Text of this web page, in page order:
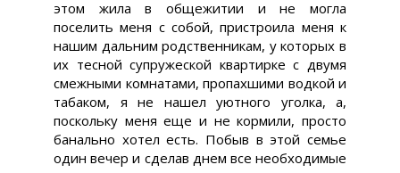
этом жила в общежитии и не могла
поселить меня с собой, пристроила меня к
нашим дальним родственникам, у которых в
их тесной супружеской квартирке с двумя
смежными комнатами, пропахшими водкой и
табаком, я не нашел уютного уголка, а,
поскольку меня еще и не кормили, просто
банально хотел есть. Побыв в этой семье
один вечер и сделав днем все необходимые